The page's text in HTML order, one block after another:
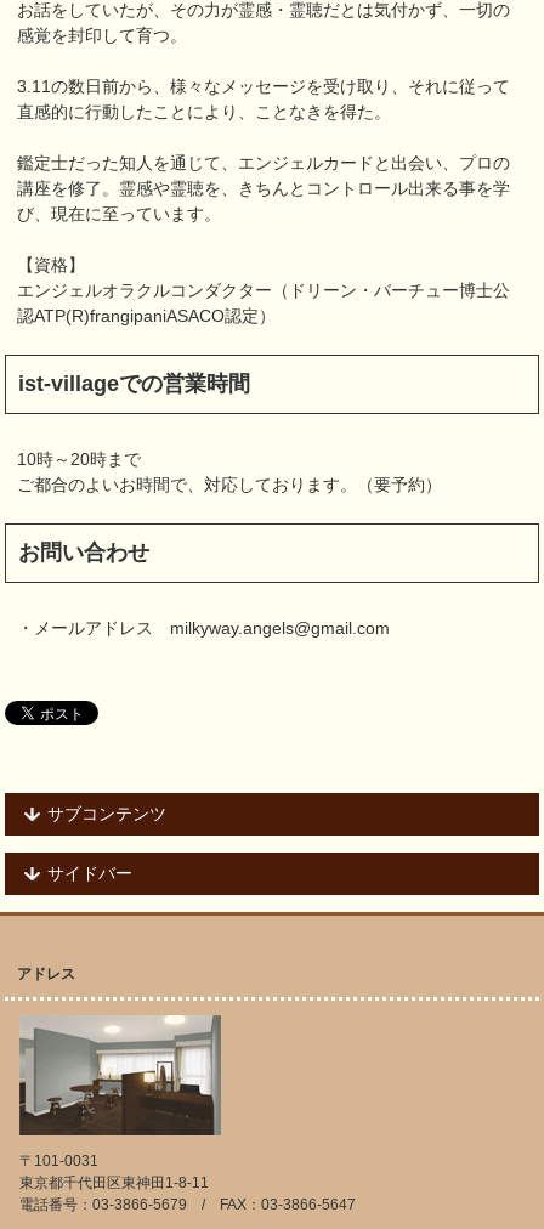
お話をしていたが、その力が霊感・霊聴だとは気付かず、一切の
感覚を封印して育つ。
3.11の数日前から、様々なメッセージを受け取り、それに従って
直感的に行動したことにより、ことなきを得た。
鑑定士だった知人を通じて、エンジェルカードと出会い、プロの
講座を修了。霊感や霊聴を、きちんとコントロール出来る事を学
び、現在に至っています。
【資格】
エンジェルオラクルコンダクター（ドリーン・バーチュー博士公
認ATP(R)frangipaniASACO認定）
ist-villageでの営業時間
10時～20時まで
ご都合のよいお時間で、対応しております。（要予約）
お問い合わせ
・メールアドレス milkyway.angels@gmail.com
サブコンテンツ
サイドバー
アドレス
〒101-0031
東京都千代田区東神田1-8-11
電話番号：03-3866-5679 / FAX：03-3866-5647